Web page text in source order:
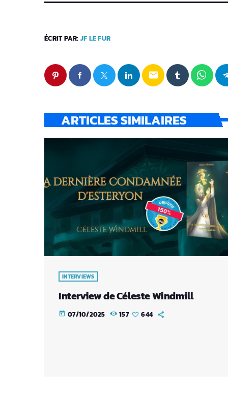
ÉCRIT PAR: JF LE FUR
email
ARTICLES SIMILAIRES
INTERVIEWS
Interview de Céleste Windmill
today 07/10/2025 157 644